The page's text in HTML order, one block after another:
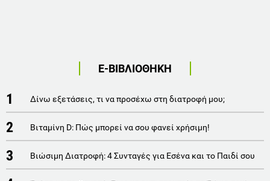
Ε-ΒΙΒΛΙΟΘΗΚΗ
1 Δίνω εξετάσεις, τι να προσέχω στη διατροφή μου;
2 Βιταμίνη D: Πώς μπορεί να σου φανεί χρήσιμη!
3 Βιώσιμη Διατροφή: 4 Συνταγές για Εσένα και το Παιδί σου